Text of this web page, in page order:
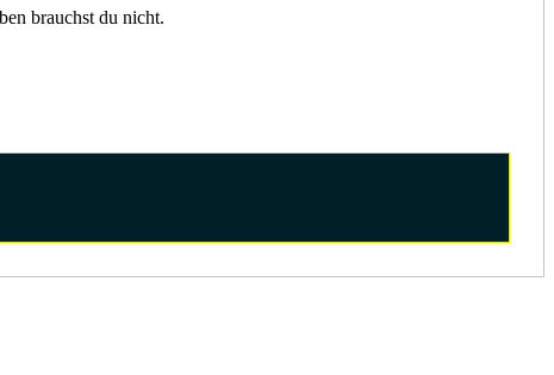
brauchst du nicht.